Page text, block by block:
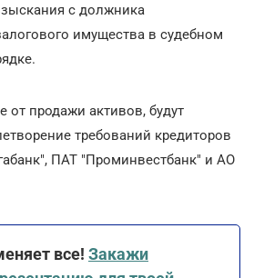
с должника
имущества в судебном
от продажи активов, будут
требований кредиторов
ПАТ "Проминвестбанк" и АО
все! Закажи